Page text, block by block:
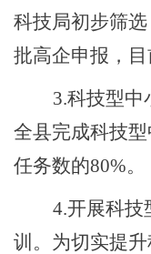
科技局初步筛
批高企申报，
3.科技型中
全县完成科技
任务数的80%。
4.开展科技
训 。为切实提